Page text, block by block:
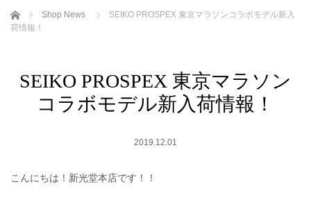
ホーム Shop News
SEIKO PROSPEX 東京マラソンコラボモデル新入
荷情報！
SEIKO PROSPEX 東京マラソン
コラボモデル新入荷情報！
2019.12.01
こんにちは！新光堂本店です！！